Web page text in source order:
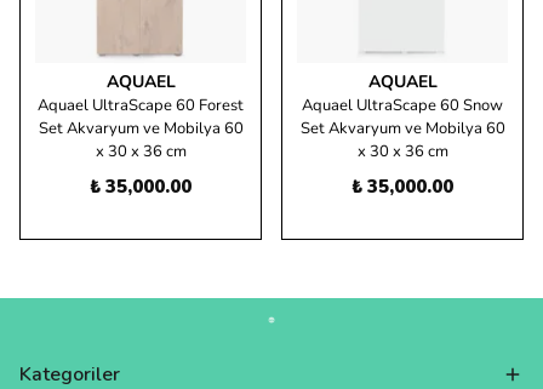
AQUAEL
Aquael UltraScape 60 Forest
Set Akvaryum ve Mobilya 60
x 30 x 36 cm
₺ 35,000.00
AQUAEL
Aquael UltraScape 60 Snow
Set Akvaryum ve Mobilya 60
x 30 x 36 cm
₺ 35,000.00
Kategoriler